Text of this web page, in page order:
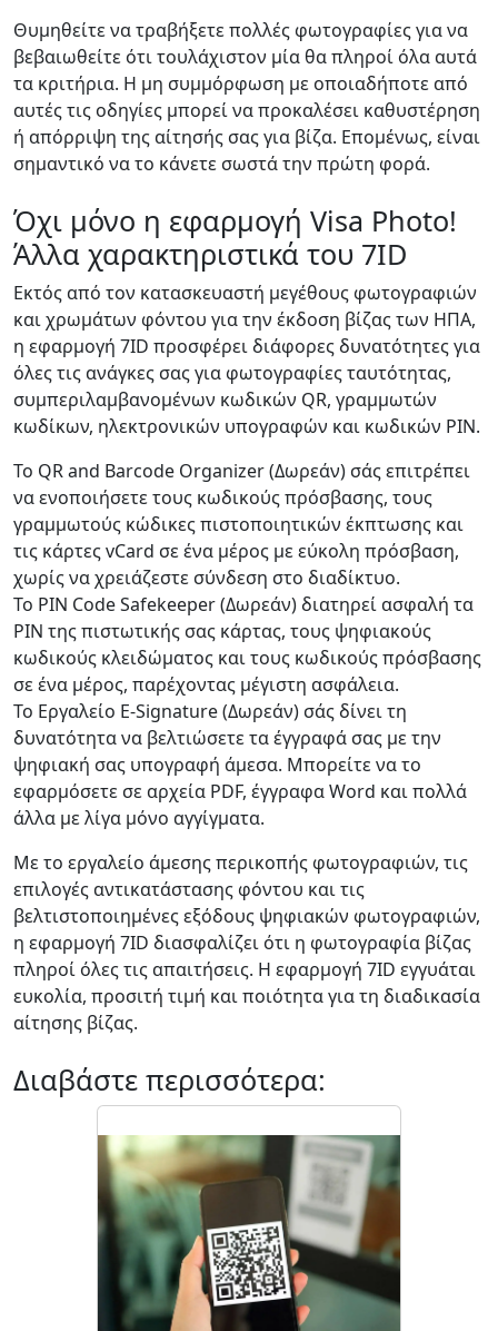
Θυμηθείτε να τραβήξετε πολλές φωτογραφίες για να
βεβαιωθείτε ότι τουλάχιστον μία θα πληροί όλα αυτά
τα κριτήρια. Η μη συμμόρφωση με οποιαδήποτε από
αυτές τις οδηγίες μπορεί να προκαλέσει καθυστέρηση
ή απόρριψη της αίτησής σας για βίζα. Επομένως, είναι
σημαντικό να το κάνετε σωστά την πρώτη φορά.
Όχι μόνο η εφαρμογή Visa Photo!
Άλλα χαρακτηριστικά του 7ID
Εκτός από τον κατασκευαστή μεγέθους φωτογραφιών
και χρωμάτων φόντου για την έκδοση βίζας των ΗΠΑ,
η εφαρμογή 7ID προσφέρει διάφορες δυνατότητες για
όλες τις ανάγκες σας για φωτογραφίες ταυτότητας,
συμπεριλαμβανομένων κωδικών QR, γραμμωτών
κωδίκων, ηλεκτρονικών υπογραφών και κωδικών PIN.
Το QR and Barcode Organizer (Δωρεάν) σάς επιτρέπει
να ενοποιήσετε τους κωδικούς πρόσβασης, τους
γραμμωτούς κώδικες πιστοποιητικών έκπτωσης και
τις κάρτες vCard σε ένα μέρος με εύκολη πρόσβαση,
χωρίς να χρειάζεστε σύνδεση στο διαδίκτυο.
Το PIN Code Safekeeper (Δωρεάν) διατηρεί ασφαλή τα
PIN της πιστωτικής σας κάρτας, τους ψηφιακούς
κωδικούς κλειδώματος και τους κωδικούς πρόσβασης
σε ένα μέρος, παρέχοντας μέγιστη ασφάλεια.
Το Εργαλείο E-Signature (Δωρεάν) σάς δίνει τη
δυνατότητα να βελτιώσετε τα έγγραφά σας με την
ψηφιακή σας υπογραφή άμεσα. Μπορείτε να το
εφαρμόσετε σε αρχεία PDF, έγγραφα Word και πολλά
άλλα με λίγα μόνο αγγίγματα.
Με το εργαλείο άμεσης περικοπής φωτογραφιών, τις
επιλογές αντικατάστασης φόντου και τις
βελτιστοποιημένες εξόδους ψηφιακών φωτογραφιών,
η εφαρμογή 7ID διασφαλίζει ότι η φωτογραφία βίζας
πληροί όλες τις απαιτήσεις. Η εφαρμογή 7ID εγγυάται
ευκολία, προσιτή τιμή και ποιότητα για τη διαδικασία
αίτησης βίζας.
Διαβάστε περισσότερα: